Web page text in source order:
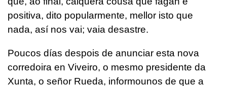
positiva, dito popularmente, mellor isto que
nada, así nos vai; vaia desastre.
Poucos días despois de anunciar esta nova
corredoira en Viveiro, o mesmo presidente da
Xunta, o señor Rueda, informounos de que a